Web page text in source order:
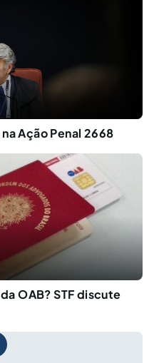
Ação Penal 2668
OAB? STF discute